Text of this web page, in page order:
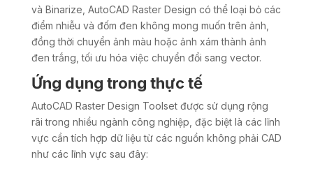
và Binarize, AutoCAD Raster Design có thể loại bỏ các
điểm nhiễu và đốm đen không mong muốn trên ảnh,
đồng thời chuyển ảnh màu hoặc ảnh xám thành ảnh
đen trắng, tối ưu hóa việc chuyển đổi sang vector.
Ứng dụng trong thực tế
AutoCAD Raster Design Toolset được sử dụng rộng
rãi trong nhiều ngành công nghiệp, đặc biệt là các lĩnh
vực cần tích hợp dữ liệu từ các nguồn không phải CAD
như các lĩnh vực sau đây: